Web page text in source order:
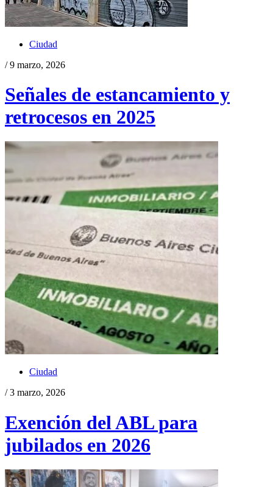
Ciudad
/ 9 marzo, 2026
Señales de estancamiento y
retrocesos en 2025
Ciudad
/ 3 marzo, 2026
Exención del ABL para
jubilados en 2026